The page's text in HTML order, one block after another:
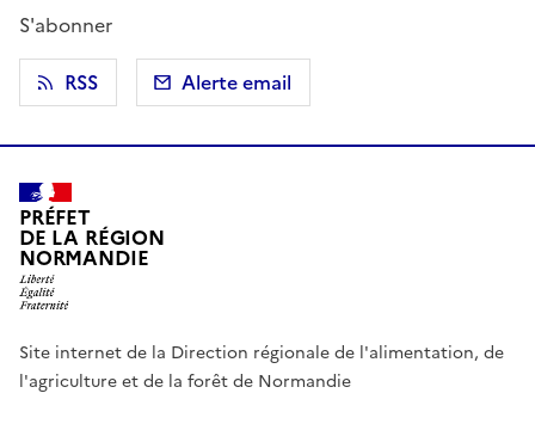
S'abonner
RSS
Alerte email
PRÉFET
DE LA RÉGION
NORMANDIE
Site internet de la Direction régionale de l'alimentation, de
l'agriculture et de la forêt de Normandie